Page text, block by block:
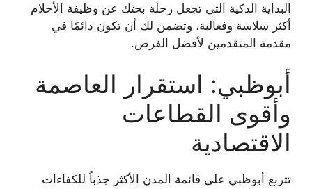
البداية الذكية التي تجعل رحلة بحثك عن وظيفة الأحلام
أكثر سلاسة وفعالية، وتضمن لك أن تكون دائمًا في
مقدمة المتقدمين لأفضل الفرص.
أبوظبي: استقرار العاصمة
وأقوى القطاعات
الاقتصادية
تتربع أبوظبي على قائمة المدن الأكثر جذباً للكفاءات